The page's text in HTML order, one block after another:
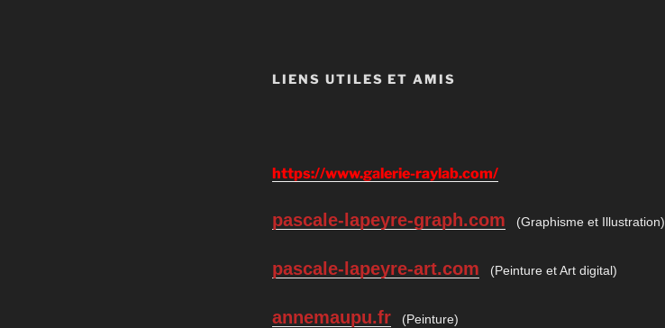
LIENS UTILES ET AMIS
https://www.galerie-raylab.com/
pascale-lapeyre-graph.com (Graphisme et Illustration)
pascale-lapeyre-art.com (Peinture et Art digital)
annemaupu.fr (Peinture)